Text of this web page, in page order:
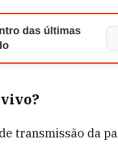
das últimas
transmissão da